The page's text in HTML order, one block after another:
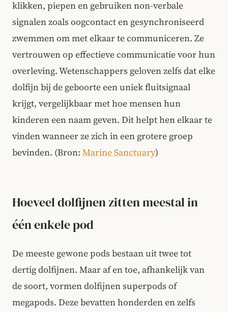
klikken, piepen en gebruiken non-verbale
signalen zoals oogcontact en gesynchroniseerd
zwemmen om met elkaar te communiceren. Ze
vertrouwen op effectieve communicatie voor hun
overleving. Wetenschappers geloven zelfs dat elke
dolfijn bij de geboorte een uniek fluitsignaal
krijgt, vergelijkbaar met hoe mensen hun
kinderen een naam geven. Dit helpt hen elkaar te
vinden wanneer ze zich in een grotere groep
bevinden. (Bron: Marine Sanctuary)
Hoeveel dolfijnen zitten meestal in
één enkele pod
De meeste gewone pods bestaan uit twee tot
dertig dolfijnen. Maar af en toe, afhankelijk van
de soort, vormen dolfijnen superpods of
megapods. Deze bevatten honderden en zelfs